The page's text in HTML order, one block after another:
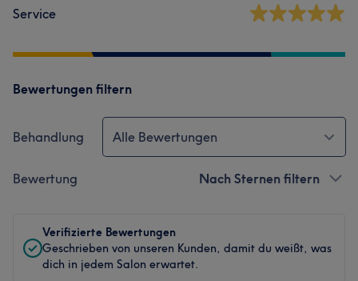
Service
Bewertungen filtern
Behandlung Alle Bewertungen
Bewertung Nach Sternen filtern
Verifizierte Bewertungen
Geschrieben von unseren Kunden, damit du weißt, was
dich in jedem Salon erwartet.